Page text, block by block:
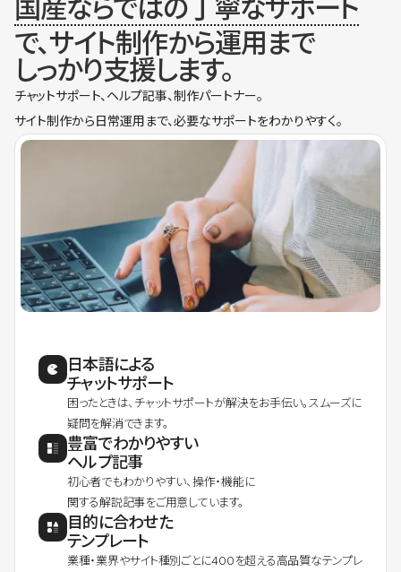
国産ならではの丁寧なサポート
で、サイト制作から運用まで
しっかり支援します。
チャットサポート、ヘルプ記事、制作パートナー。
サイト制作から日常運用まで、必要なサポートをわかりやすく。
日本語による
チャットサポート
困ったときは、チャットサポートが解決をお手伝い。スムーズに
疑問を解消できます。
豊富でわかりやすい
ヘルプ記事
初心者でもわかりやすい、操作・機能に
関する解説記事をご用意しています。
目的に合わせた
テンプレート
業種・業界やサイト種別ごとに400を超える高品質なテンプレ